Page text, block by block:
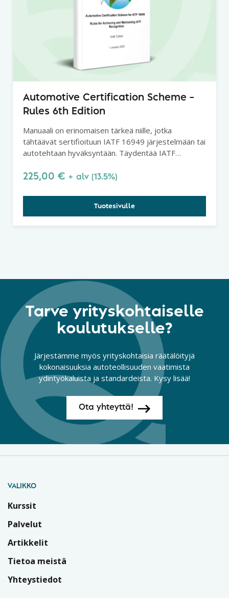
Automotive Certification Scheme –
Rules 6th Edition
Manuaali on erinomaisen tärkeä niille, jotka
tähtäävät sertifioituun IATF 16949 järjestelmään tai
autotehtaan hyväksyntään. Täydentää IATF
225,00 € + alv (13.5%)
Tuotesivulle
Tarve yrityskohtaiselle
koulutukselle?
Järjestämme myös yrityskohtaisia räätälöityjä
kokonaisuuksia autoteollisuuden vaatimista
ydintyökaluista ja standardeista. Kysy lisää!
Ota yhteyttä!
VALIKKO
Kurssit
Palvelut
Artikkelit
Tietoa meistä
Yhteystiedot